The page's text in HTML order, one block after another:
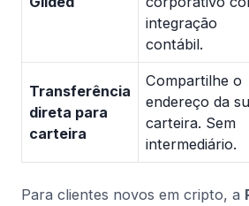
integração
contábil.
Transferência
direta para
carteira
Compartilhe o
endereço da
carteira. Sem
intermediário.
Para clientes novos em cripto, a